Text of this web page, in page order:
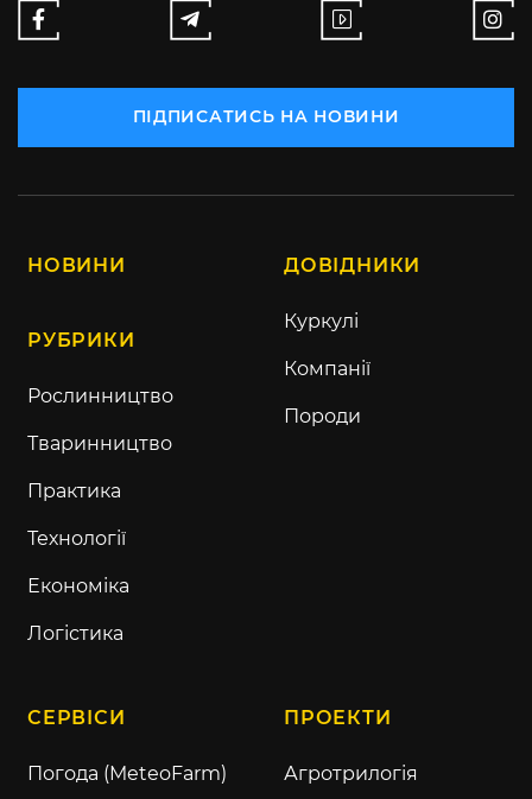
ПІДПИСАТИСЬ НА НОВИНИ
НОВИНИ
РУБРИКИ
Рослинництво
Тваринництво
Практика
Технології
Економіка
Логістика
ДОВІДНИКИ
Куркулі
Компанії
Породи
СЕРВІСИ
Погода (MeteoFarm)
ПРОЕКТИ
Агротрилогія